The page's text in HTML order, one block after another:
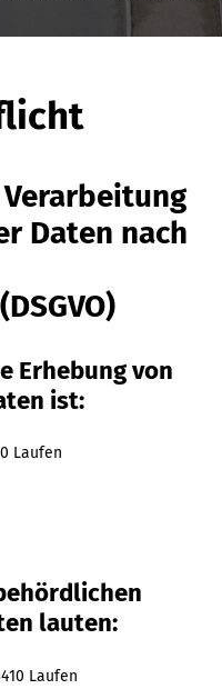
Daten nach
Erhebung von
ist:
Laufen
lauten:
Laufen